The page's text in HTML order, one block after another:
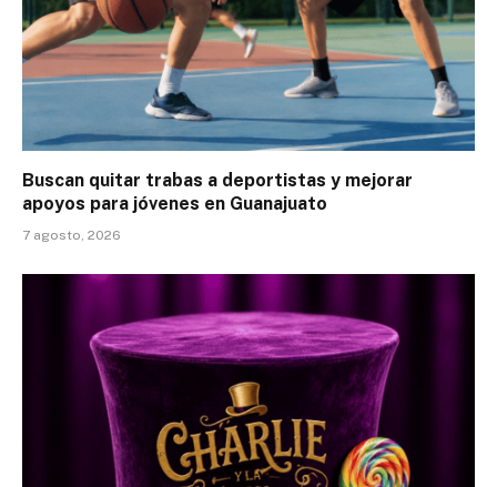
Buscan quitar trabas a deportistas y mejorar
apoyos para jóvenes en Guanajuato
7 agosto, 2026